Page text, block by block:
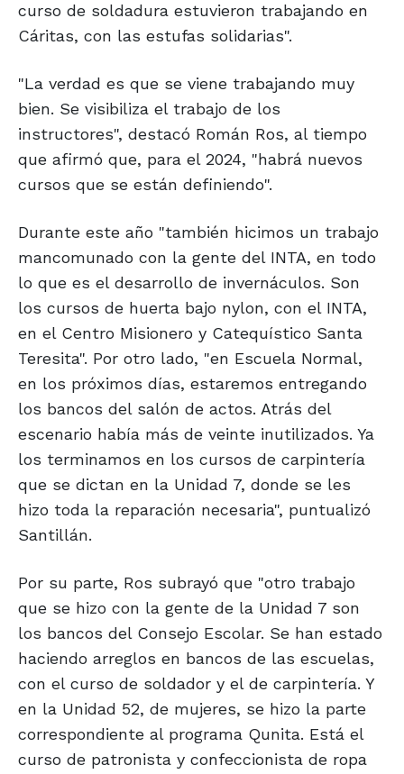
curso de soldadura estuvieron trabajando en
Cáritas, con las estufas solidarias".
"La verdad es que se viene trabajando muy
bien. Se visibiliza el trabajo de los
instructores", destacó Román Ros, al tiempo
que afirmó que, para el 2024, "habrá nuevos
cursos que se están definiendo".
Durante este año "también hicimos un trabajo
mancomunado con la gente del INTA, en todo
lo que es el desarrollo de invernáculos. Son
los cursos de huerta bajo nylon, con el INTA,
en el Centro Misionero y Catequístico Santa
Teresita". Por otro lado, "en Escuela Normal,
en los próximos días, estaremos entregando
los bancos del salón de actos. Atrás del
escenario había más de veinte inutilizados. Ya
los terminamos en los cursos de carpintería
que se dictan en la Unidad 7, donde se les
hizo toda la reparación necesaria", puntualizó
Santillán.
Por su parte, Ros subrayó que "otro trabajo
que se hizo con la gente de la Unidad 7 son
los bancos del Consejo Escolar. Se han estado
haciendo arreglos en bancos de las escuelas,
con el curso de soldador y el de carpintería. Y
en la Unidad 52, de mujeres, se hizo la parte
correspondiente al programa Qunita. Está el
curso de patronista y confeccionista de ropa